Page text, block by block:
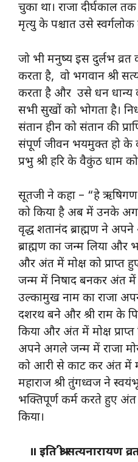
चुका था। राजा दीर्घकाल
मृत्यु के पश्चात उसे स्वर्गलोक
जो भी मनुष्य इस दुर्लभ
करता है, वो भगवान श्री
करता है और उसे धन धान्य
सभी सुखों को भोगता है।
संतान हीन को संतान की
संपूर्ण जीवन भयमुक्त हो
प्रभु श्री हरि के वैकुंठ धाम को
सूतजी ने कहा – “हे
को किया है अब में उनके
वृद्ध शतानंद ब्राह्मण ने
ब्राह्मण का जन्म लिया और
और अंत में मोक्ष को
जन्म में निषाद बनकर अंत में
उल्कामुख नाम का राजा
दशरथ बने और श्री राम के
किया और अंत में मोक्ष
अपने अगले जन्म में राजा
को आरी से काट कर अंत में
महाराज श्री तुंगध्वज ने
भक्तिपूर्ण कर्म करते हुए अंत
किया।
॥ इति श्री